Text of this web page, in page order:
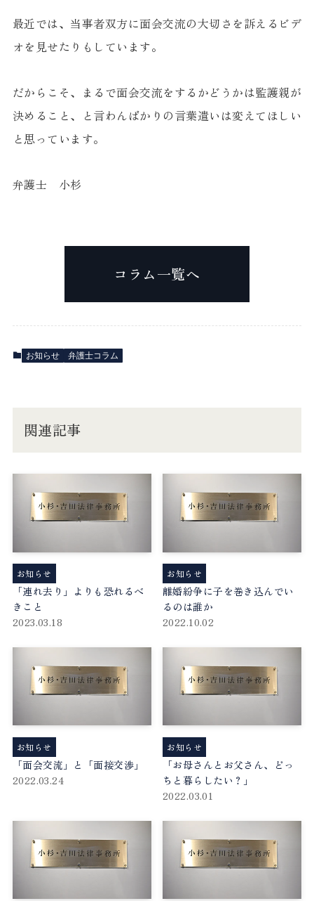
最近では、当事者双方に面会交流の大切さを訴えるビデ
オを見せたりもしています。
だからこそ、まるで面会交流をするかどうかは監護親が
決めること、と言わんばかりの言葉遣いは変えてほしい
と思っています。
弁護士 小杉
コラム一覧へ
お知らせ 弁護士コラム
関連記事
「連れ去り」よりも恐れるべ
きこと
2023.03.18
お知らせ
離婚紛争に子を巻き込んでい
るのは誰か
2022.10.02
お知らせ
「面会交流」と「面接交渉」
2022.03.24
お知らせ
「お母さんとお父さん、どっ
ちと暮らしたい？」
2022.03.01
お知らせ